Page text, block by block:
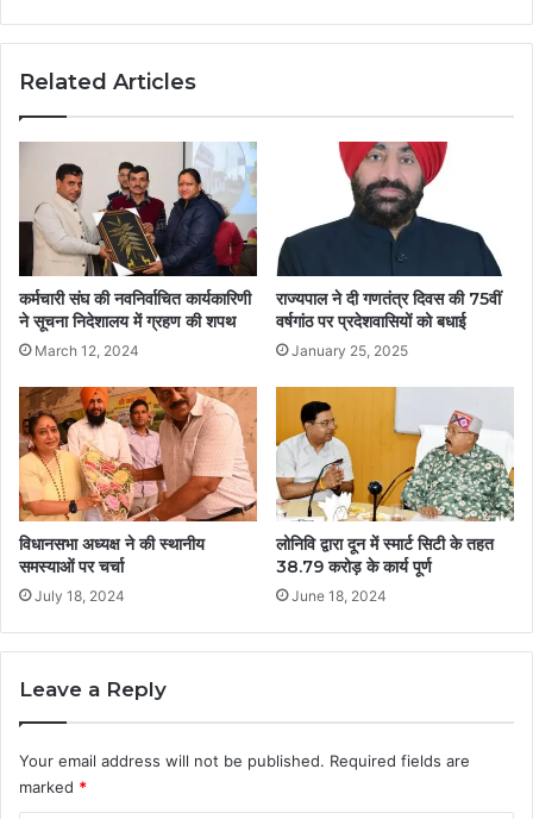
Related Articles
कर्मचारी संघ की नवनिर्वाचित कार्यकारिणी
ने सूचना निदेशालय में ग्रहण की शपथ
March 12, 2024
राज्यपाल ने दी गणतंत्र दिवस की 75वीं
वर्षगांठ पर प्रदेशवासियों को बधाई
January 25, 2025
विधानसभा अध्यक्ष ने की स्थानीय
समस्याओं पर चर्चा
July 18, 2024
लोनिवि द्वारा दून में स्मार्ट सिटी के तहत
38.79 करोड़ के कार्य पूर्ण
June 18, 2024
Leave a Reply
Your email address will not be published. Required fields are
marked *